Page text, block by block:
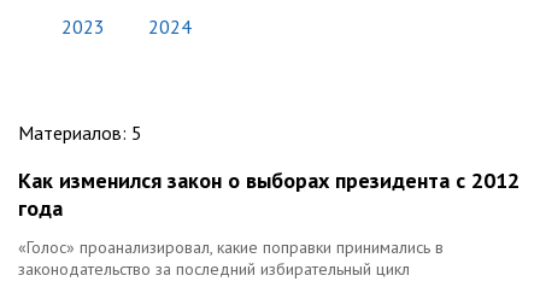
2023 2024
Материалов: 5
Как изменился закон о выборах президента с 2012
года
«Голос» проанализировал, какие поправки принимались в
законодательство за последний избирательный цикл